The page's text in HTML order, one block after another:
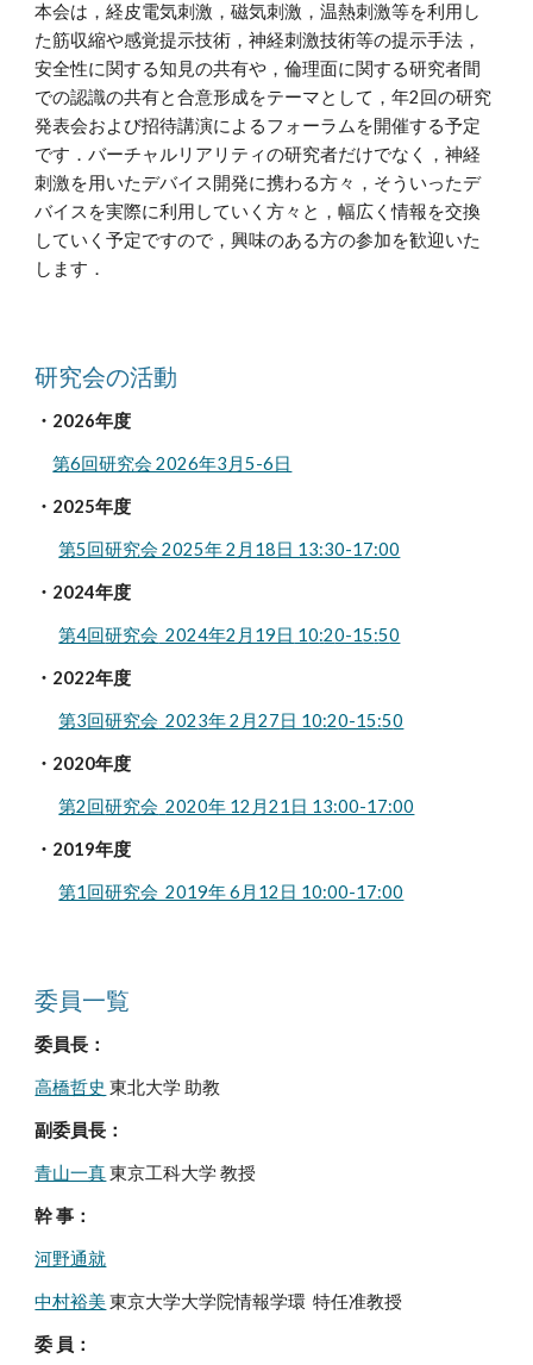
本会は，経皮電気刺激，磁気刺激，温熱刺激等を利用し
た筋収縮や感覚提示技術，神経刺激技術等の提示手法，
安全性に関する知見の共有や，倫理面に関する研究者間
での認識の共有と合意形成をテーマとして，年2回の研究
発表会および招待講演によるフォーラムを開催する予定
です．バーチャルリアリティの研究者だけでなく，神経
刺激を用いたデバイス開発に携わる方々，そういったデ
バイスを実際に利用していく方々と，幅広く情報を交換
していく予定ですので，興味のある方の参加を歓迎いた
します．
研究会の活動
・2026年度
第6回研究会 2026年3月5-6日
・2025年度
第5回研究会 2025年 2月18日 13:30-17:00
・2024年度
第4回研究会 2024年2月19日 10:20-15:50
・2022年度
第3回研究会 2023年 2月27日 10:20-15:50
・2020年度
第2回研究会 2020年 12月21日 13:00-17:00
・2019年度
第1回研究会 2019年 6月12日 10:00-17:00
委員一覧
委員長：
高橋哲史 東北大学 助教
副委員長：
青山一真 東京工科大学教授
幹 事：
河野通就
中村裕美東京大学大学院情報学環 特任准教授
委 員：